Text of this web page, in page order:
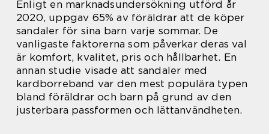
Enligt en marknadsundersökning utförd år
2020, uppgav 65% av föräldrar att de köper
sandaler för sina barn varje sommar. De
vanligaste faktorerna som påverkar deras val
är komfort, kvalitet, pris och hållbarhet. En
annan studie visade att sandaler med
kardborreband var den mest populära typen
bland föräldrar och barn på grund av den
justerbara passformen och lättanvändheten.